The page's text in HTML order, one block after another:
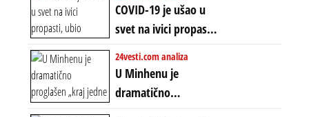
EKSTREMNA
POLARIZACIJA?
COVID-19 je ušao u
svet na ivici propasti,
ubio milione, ali je
spasao sistem
24vesti.com analiza
U Minhenu je
dramatično
proglašen „kraj jedne